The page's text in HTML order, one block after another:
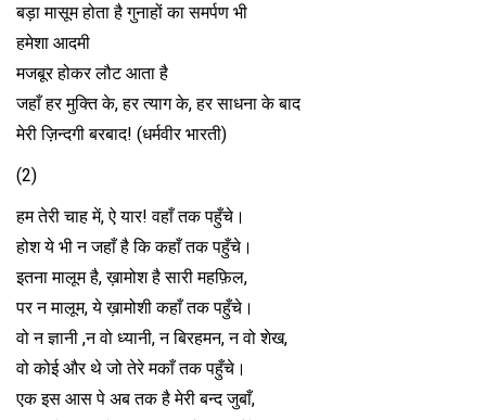
बड़ा मासूम होता है गुनाहों का समर्पण भी
हमेशा आदमी
मजबूर होकर लौट आता है
जहाँ हर मुक्ति के, हर त्याग के, हर साधना के बाद
मेरी ज़िन्दगी बरबाद! (धर्मवीर भारती)
(2)
हम तेरी चाह में, ऐ यार! वहाँ तक पहुँचे।
होश ये भी न जहाँ है कि कहाँ तक पहुँचे।
इतना मालूम है, ख़ामोश है सारी महफ़िल,
पर न मालूम, ये ख़ामोशी कहाँ तक पहुँचे।
वो न ज्ञानी ,न वो ध्यानी, न बिरहमन, न वो शेख,
वो कोई और थे जो तेरे मकाँ तक पहुँचे।
एक इस आस पे अब तक है मेरी बन्द जुबाँ,